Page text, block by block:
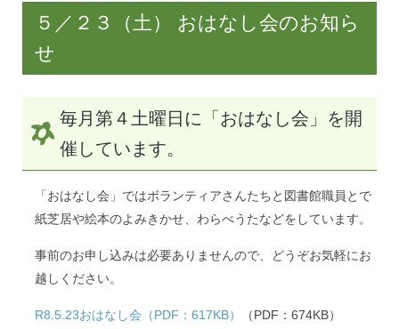
５／２３（土） おはなし会のお知ら
せ
毎月第４土曜日に「おはなし会」を開
催しています。
「おはなし会」ではボランティアさんたちと図書館職員とで
紙芝居や絵本のよみきかせ、わらべうたなどをしています。
事前のお申し込みは必要ありませんので、どうぞお気軽にお
越しください。
R8.5.23おはなし会（PDF：617KB） （PDF：674KB）